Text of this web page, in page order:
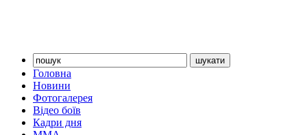
Головна
Новини
Фотогалерея
Відео боїв
Кадри дня